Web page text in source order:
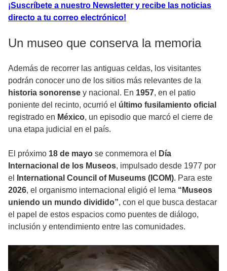
¡Suscríbete a nuestro Newsletter y recibe las noticias
directo a tu correo electrónico!
Un museo que conserva la memoria
Además de recorrer las antiguas celdas, los visitantes
podrán conocer uno de los sitios más relevantes de la
historia sonorense y nacional. En 1957, en el patio
poniente del recinto, ocurrió el último fusilamiento oficial
registrado en México, un episodio que marcó el cierre de
una etapa judicial en el país.
El próximo 18 de mayo se conmemora el
Día
Internacional de los Museos, impulsado desde 1977 por
el
International Council of Museums (ICOM). Para este
2026, el organismo internacional eligió el lema “Museos
uniendo un mundo dividido”, con el que busca destacar
el papel de estos espacios como puentes de diálogo,
inclusión y entendimiento entre las comunidades.